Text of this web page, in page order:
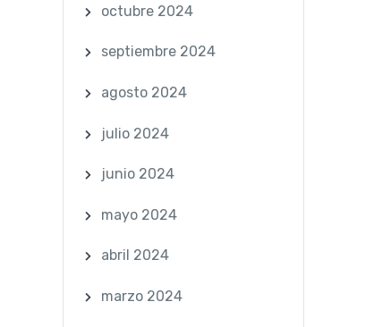
octubre 2024
septiembre 2024
agosto 2024
julio 2024
junio 2024
mayo 2024
abril 2024
marzo 2024